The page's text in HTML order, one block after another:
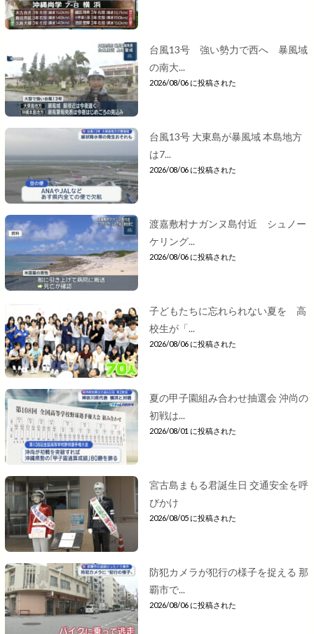
台風13号 強い勢力で西へ 暴風域
の南大...
2026/08/06 に投稿された
台風13号 大東島が暴風域 本島地方
は7...
2026/08/06 に投稿された
渡嘉敷村ナガンヌ島付近 シュノー
ケリング...
2026/08/06 に投稿された
子どもたちに忘れられない夏を 高
校生が「...
2026/08/06 に投稿された
夏の甲子園組み合わせ抽選会 沖尚の
初戦は...
2026/08/01 に投稿された
宮古島まもる君誕生日 交通安全を呼
びかけ
2026/08/05 に投稿された
防犯カメラが犯行の様子を捉える 那
覇市で...
2026/08/06 に投稿された